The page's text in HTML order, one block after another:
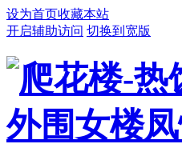
设为首页收藏本站
开启辅助访问 切换到宽版